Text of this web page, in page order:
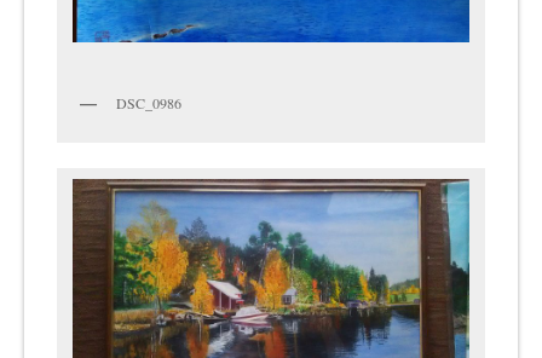
DSC_0986